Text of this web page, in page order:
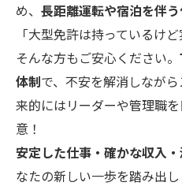
め、 長距離運転や宿泊を伴う
「大型免許は持っているけ
そんな方もご安心ください。
体制で、不安を解消しなが
来的にはリーダーや管理職
意！
安定した仕事・確かな収入
なたの新しい一歩を踏み出